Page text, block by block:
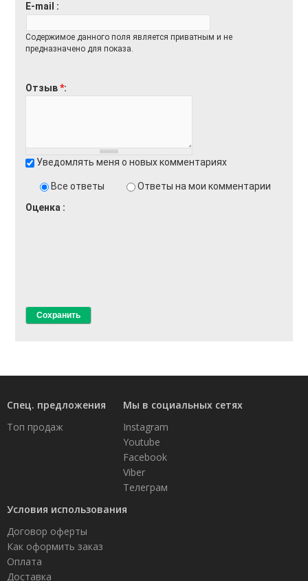
E-mail
Содержимое данного поля является приватным и не
предназначено для показа.
Отзыв*
Уведомлять меня о новых комментариях
Все ответы
Ответы на мои комментарии
Оценка
Спец. предложения
Топ продаж
Мы в социальных сетях
Instagram
Youtube
Facebook
Viber
Телеграм
Условия использования
Договор оферты
Как оформить заказ
Оплата
Доставка